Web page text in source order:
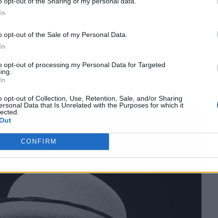
opt-out of the Sale of my Personal Data.
opt-out of processing my Personal Data for Targeted
opt-out of Collection, Use, Retention, Sale, and/or Sharing
Data that Is Unrelated with the Purposes for which it
CONFIRM
buena noticia para la sanidad
y Ganadería no es un detalle menor.
mayor producción ganadera de España